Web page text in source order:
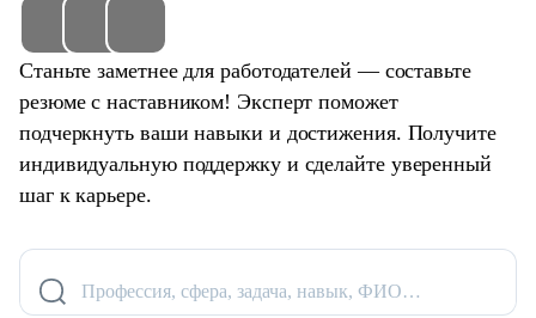
Станьте заметнее для работодателей — составьте
резюме с наставником! Эксперт поможет
подчеркнуть ваши навыки и достижения. Получите
индивидуальную поддержку и сделайте уверенный
шаг к карьере.
Профессия, сфера, задача, навык, ФИО…